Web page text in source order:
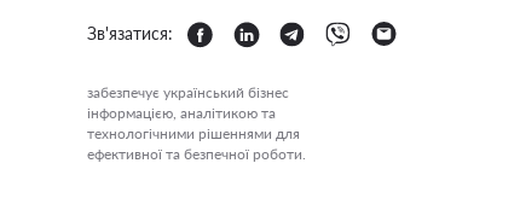
Зв'язатися:
забезпечує український бізнес
інформацією, аналітикою та
технологічними рішеннями для
ефективної та безпечної роботи.